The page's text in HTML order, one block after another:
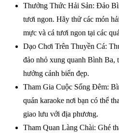
Thưởng Thức Hải Sản: Đảo
tươi ngon. Hãy thử các món
mực và cá tươi ngon tại các
Dạo Chơi Trên Thuyền Cá:
đảo nhỏ xung quanh Bình Ba,
hưởng cảnh biển đẹp.
Tham Gia Cuộc Sống Đêm:
quán karaoke nơi bạn có thể
giao lưu với địa phương.
Tham Quan Làng Chài: Ghé